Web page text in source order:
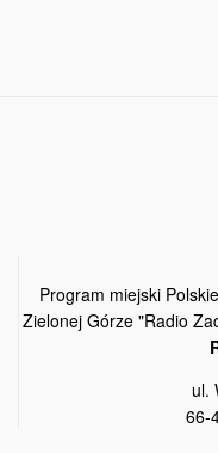
Program miejski
Zielonej Górze "Radio
ul.
66-